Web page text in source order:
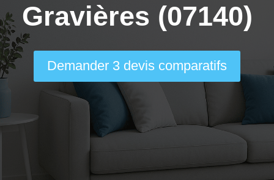
Gravières (07140)
Demander 3 devis comparatifs